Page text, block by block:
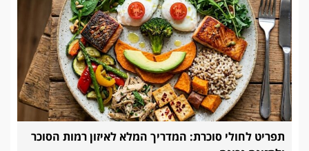
תפריט לחולי סוכרת: המדריך המלא לאיזון רמות הסוכר